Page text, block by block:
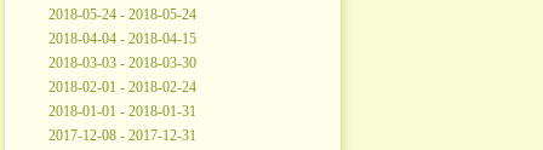
2018-05-24 - 2018-05-24
2018-04-04 - 2018-04-15
2018-03-03 - 2018-03-30
2018-02-01 - 2018-02-24
2018-01-01 - 2018-01-31
2017-12-08 - 2017-12-31